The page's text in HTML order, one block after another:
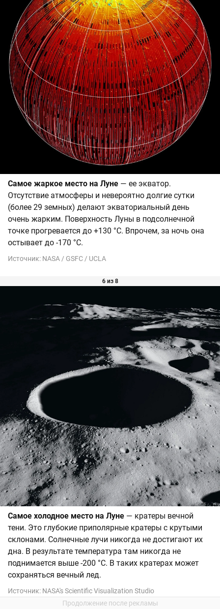
Самое жаркое место на Луне — ее экватор.
Отсутствие атмосферы и невероятно долгие сутки
(более 29 земных) делают экваториальный день
очень жарким. Поверхность Луны в подсолнечной
точке прогревается до +130 °С. Впрочем, за ночь она
остывает до -170 °С.
Источник: NASA / GSFC / UCLA
6 из 8
Самое холодное место на Луне — кратеры вечной
тени. Это глубокие приполярные кратеры с крутыми
склонами. Солнечные лучи никогда не достигают их
дна. В результате температура там никогда не
поднимается выше -200 °C. В таких кратерах может
сохраняться вечный лед.
Источник: NASA's Scientific Visualization Studio